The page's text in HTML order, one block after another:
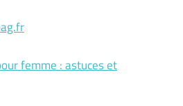
femme : astuces et